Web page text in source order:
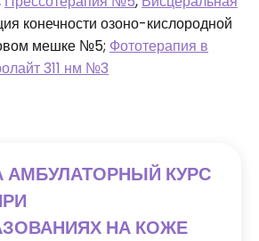
конечности озоно-кислородной
мешке №5; Фототерапия в
311 нм №3
АМБУЛАТОРНЫЙ КУРС
НА КОЖЕ